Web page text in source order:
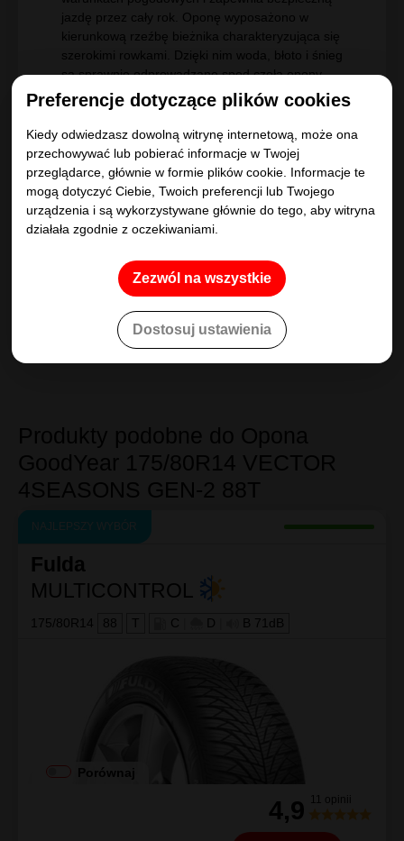
Preferencje dotyczące plików cookies
Kiedy odwiedzasz dowolną witrynę internetową, może ona
przechowywać lub pobierać informacje w Twojej
przeglądarce, głównie w formie plików cookie. Informacje te
mogą dotyczyć Ciebie, Twoich preferencji lub Twojego
urządzenia i są wykorzystywane głównie do tego, aby witryna
działała zgodnie z oczekiwaniami.
Zezwól na wszystkie
Dostosuj ustawienia
jazdę przez cały rok. Oponę wyposażono w
kierunkową rzeźbę bieżnika charakteryzująca się
szerokimi rowkami. Dzięki nim woda, błoto i śnieg
są sprawnie odprowadzane spod czoła opony
gwarantując dobrą przyczepność na drodze. W
wyniku zoptymalizowana bieżnika, jego
powierzchnia styku z jezdnią została zwiększona,
a tym samym poprawiła się stabilność w czasie
pokonywania zakrętów.
Doskonałe zachowanie na drodze przez
cały rok
Przyjazna dla środowiska
Lepsza kontrola na mokrych i suchych
drogach
NAJLEPSZY WYBÓR
Fulda
MULTICONTROL
175/80R14 88 T C D B 71dB
Porównaj
4,9 11 opinii